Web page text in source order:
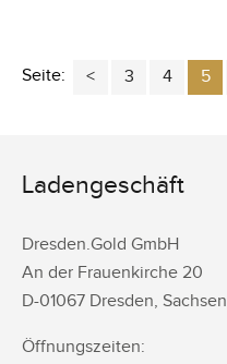
Seite: 3 4 5
Ladengeschäft
Dresden.Gold GmbH
An der Frauenkirche 20
D-01067 Dresden, Sachsen
Öffnungszeiten: